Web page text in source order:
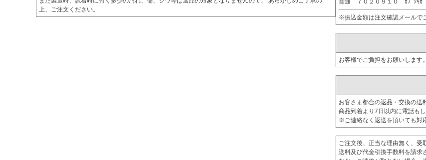
上、ご注文ください。
普通 ７０２０９１０ ｶﾌﾞｼｷｶﾞ
※振込金額は注文確認メールで
お客様でご負担をお願いします。
お客さま都合の返品・交換の送
商品到着より7日以内に電話も
※ご連絡なく返送を頂いても対
ご注文後、正当な理由無く、受
送料及び代金引換手数料を請求